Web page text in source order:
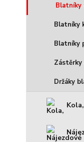
Blatníky
Blatníky
Blatníky
Držáky